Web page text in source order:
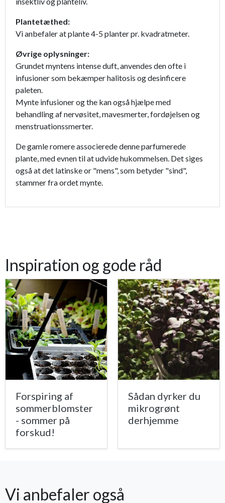
Plantetæthed:
Vi anbefaler at plante 4-5 planter pr. kvadratmeter.
Øvrige oplysninger:
Grundet myntens intense duft, anvendes den ofte i
infusioner som bekæmper halitosis og desinficere
paleten.
Mynte infusioner og the kan også hjælpe med
behandling af nervøsitet, mavesmerter, fordøjelsen og
menstruationssmerter.
De gamle romere associerede denne parfumerede
plante, med evnen til at udvide hukommelsen. Det siges
også at det latinske or "mens", som betyder "sind",
stammer fra ordet mynte.
Inspiration og gode råd
Forspiring af
sommerblomster
- sommer på
forskud!
Sådan dyrker du
mikrogrønt
derhjemme
Vi anbefaler også